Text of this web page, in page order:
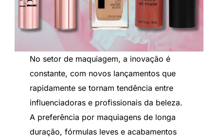
No setor de maquiagem, a inovação é
constante, com novos lançamentos que
rapidamente se tornam tendência entre
influenciadoras e profissionais da beleza.
A preferência por maquiagens de longa
duração, fórmulas leves e acabamentos